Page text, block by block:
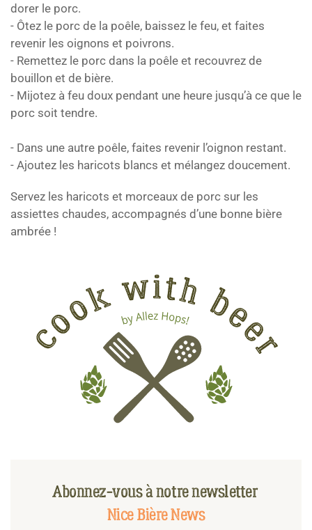
dorer le porc.
- Ôtez le porc de la poêle, baissez le feu, et faites
revenir les oignons et poivrons.
- Remettez le porc dans la poêle et recouvrez de
bouillon et de bière.
- Mijotez à feu doux pendant une heure jusqu’à ce que le
porc soit tendre.
- Dans une autre poêle, faites revenir l’oignon restant.
- Ajoutez les haricots blancs et mélangez doucement.
Servez les haricots et morceaux de porc sur les
assiettes chaudes, accompagnés d’une bonne bière
ambrée !
Abonnez-vous à notre newsletter
Nice Bière News